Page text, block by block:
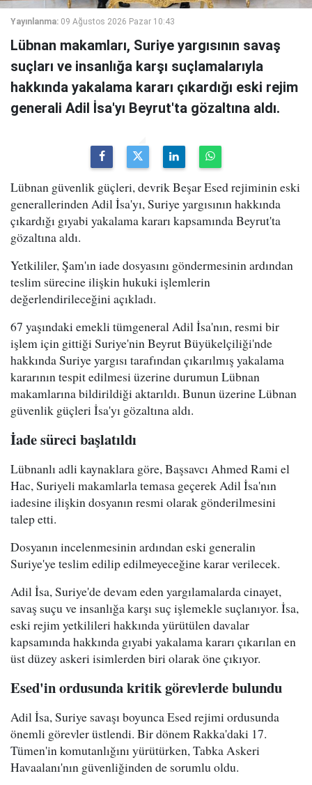
Yayınlanma: 09 Ağustos 2026 Pazar 10:43
Lübnan makamları, Suriye yargısının savaş
suçları ve insanlığa karşı suçlamalarıyla
hakkında yakalama kararı çıkardığı eski rejim
generali Adil İsa'yı Beyrut'ta gözaltına aldı.
Lübnan güvenlik güçleri, devrik Beşar Esed rejiminin eski
generallerinden Adil İsa'yı, Suriye yargısının hakkında
çıkardığı gıyabi yakalama kararı kapsamında Beyrut'ta
gözaltına aldı.
Yetkililer, Şam'ın iade dosyasını göndermesinin ardından
teslim sürecine ilişkin hukuki işlemlerin
değerlendirileceğini açıkladı.
67 yaşındaki emekli tümgeneral Adil İsa'nın, resmi bir
işlem için gittiği Suriye'nin Beyrut Büyükelçiliği'nde
hakkında Suriye yargısı tarafından çıkarılmış yakalama
kararının tespit edilmesi üzerine durumun Lübnan
makamlarına bildirildiği aktarıldı. Bunun üzerine Lübnan
güvenlik güçleri İsa'yı gözaltına aldı.
İade süreci başlatıldı
Lübnanlı adli kaynaklara göre, Başsavcı Ahmed Rami el
Hac, Suriyeli makamlarla temasa geçerek Adil İsa'nın
iadesine ilişkin dosyanın resmi olarak gönderilmesini
talep etti.
Dosyanın incelenmesinin ardından eski generalin
Suriye'ye teslim edilip edilmeyeceğine karar verilecek.
Adil İsa, Suriye'de devam eden yargılamalarda cinayet,
savaş suçu ve insanlığa karşı suç işlemekle suçlanıyor. İsa,
eski rejim yetkilileri hakkında yürütülen davalar
kapsamında hakkında gıyabi yakalama kararı çıkarılan en
üst düzey askeri isimlerden biri olarak öne çıkıyor.
Esed'in ordusunda kritik görevlerde bulundu
Adil İsa, Suriye savaşı boyunca Esed rejimi ordusunda
önemli görevler üstlendi. Bir dönem Rakka'daki 17.
Tümen'in komutanlığını yürütürken, Tabka Askeri
Havaalanı'nın güvenliğinden de sorumlu oldu.